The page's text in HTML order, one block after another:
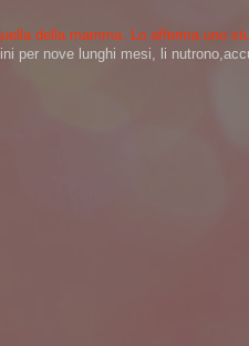
della mamma. Lo afferma uno
per nove lunghi mesi, li